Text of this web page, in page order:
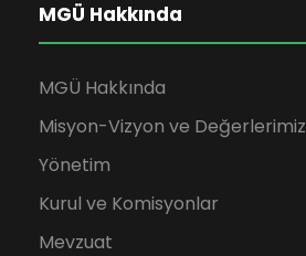
MGÜ Hakkında
MGÜ Hakkında
Misyon-Vizyon ve Değerlerimiz
Yönetim
Kurul ve Komisyonlar
Mevzuat